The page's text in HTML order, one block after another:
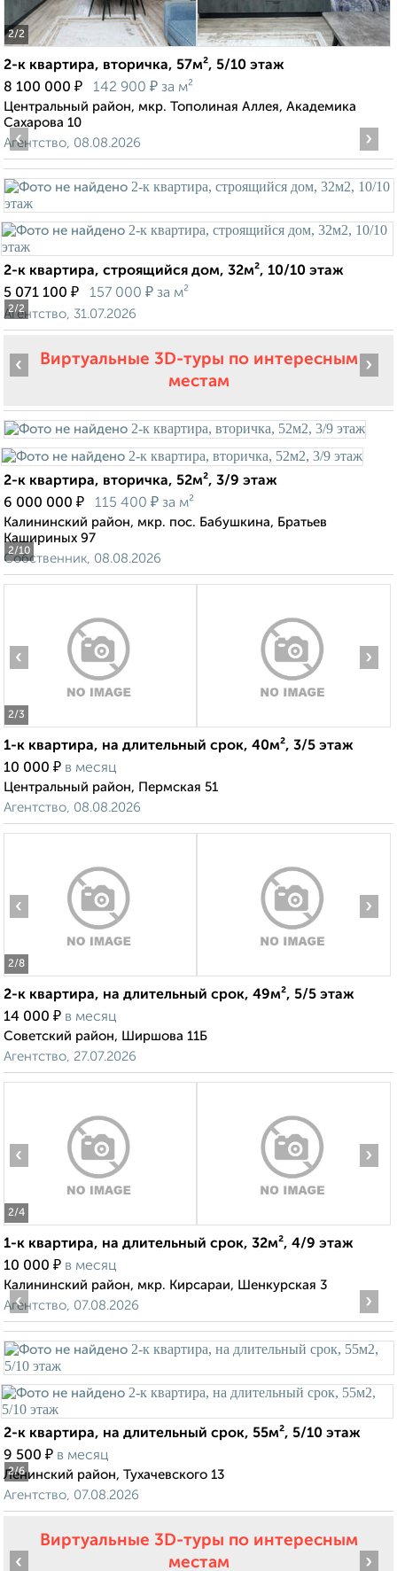
2/2
2-к квартира, вторичка, 57м², 5/10 этаж
8 100 000 ₽ 142 900 ₽ за м²
Центральный район, мкр. Тополиная Аллея, Академика
Сахарова 10
Агентство, 08.08.2026
2/2
‹ ›
2-к квартира, строящийся дом, 32м², 10/10 этаж
5 071 100 ₽ 157 000 ₽ за м²
Агентство, 31.07.2026
Виртуальные 3D-туры по интересным
местам
2/10
‹ ›
2-к квартира, вторичка, 52м², 3/9 этаж
6 000 000 ₽ 115 400 ₽ за м²
Калининский район, мкр. пос. Бабушкина, Братьев
Кашириных 97
Собственник, 08.08.2026
2/3
‹ ›
1-к квартира, на длительный срок, 40м², 3/5 этаж
10 000 ₽ в месяц
Центральный район, Пермская 51
Агентство, 08.08.2026
2/8
‹ ›
2-к квартира, на длительный срок, 49м², 5/5 этаж
14 000 ₽ в месяц
Советский район, Ширшова 11Б
Агентство, 27.07.2026
2/4
‹ ›
1-к квартира, на длительный срок, 32м², 4/9 этаж
10 000 ₽ в месяц
Калининский район, мкр. Кирсараи, Шенкурская 3
Агентство, 07.08.2026
2/6
‹ ›
2-к квартира, на длительный срок, 55м², 5/10 этаж
9 500 ₽ в месяц
Ленинский район, Тухачевского 13
Агентство, 07.08.2026
Виртуальные 3D-туры по интересным
местам
‹ ›